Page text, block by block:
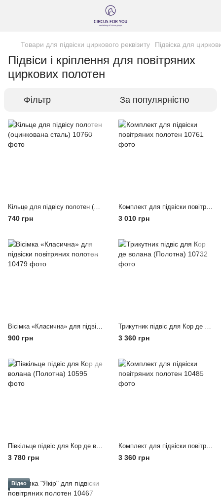
Товари для підвіски циркового реквізиту Підвіска для
Підвіси і кріплення для повітряних
циркових полотен
Фільтр За популярністю
Кільце для підвісу полотен (оцинкована сталь)
740 грн
Комплект для підвіски повітряних полотен
3 010 грн
Вісімка «Класична» для підвіски повітряних полотен
900 грн
Трикутник підвіс для Кор де волана (Полотна)
3 360 грн
Півкільце підвіс для Кор де волана (Полотна)
3 780 грн
Комплект для підвіски повітряних полотен
3 360 грн
Відео